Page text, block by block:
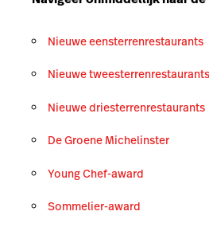
Nieuwe eensterrenrestaurants
Nieuwe tweesterrenrestaurants
Nieuwe driesterrenrestaurants
De Groene Michelinster
Young Chef-award
Sommelier-award